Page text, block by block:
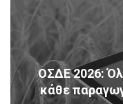
ΟΣΔΕ 2026:
κάθε